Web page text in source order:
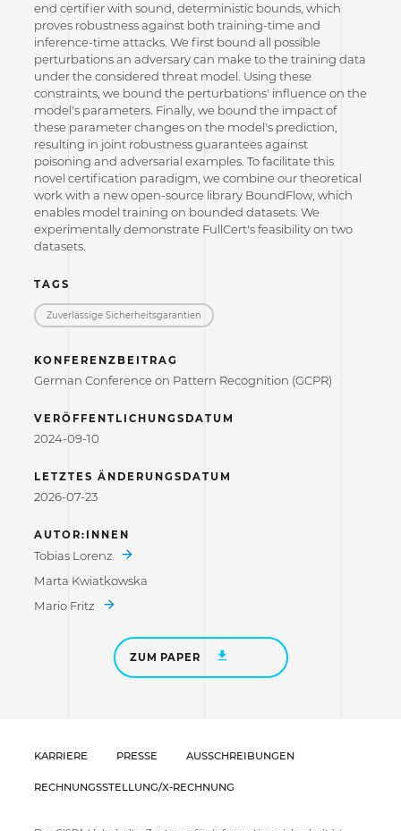
end certifier with sound, deterministic bounds, which
proves robustness against both training-time and
inference-time attacks. We first bound all possible
perturbations an adversary can make to the training data
under the considered threat model. Using these
constraints, we bound the perturbations' influence on the
model's parameters. Finally, we bound the impact of
these parameter changes on the model's prediction,
resulting in joint robustness guarantees against
poisoning and adversarial examples. To facilitate this
novel certification paradigm, we combine our theoretical
work with a new open-source library BoundFlow, which
enables model training on bounded datasets. We
experimentally demonstrate FullCert's feasibility on two
datasets.
TAGS
Zuverlässige Sicherheitsgarantien
KONFERENZBEITRAG
German Conference on Pattern Recognition (GCPR)
VERÖFFENTLICHUNGSDATUM
2024-09-10
LETZTES ÄNDERUNGSDATUM
2026-07-23
AUTOR:INNEN
Tobias Lorenz
Marta Kwiatkowska
Mario Fritz
ZUM PAPER
KARRIERE PRESSE AUSSCHREIBUNGEN
RECHNUNGSSTELLUNG/X-RECHNUNG